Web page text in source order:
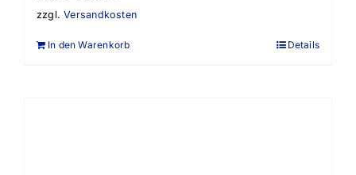
zzgl.Versandkosten
In den Warenkorb Details